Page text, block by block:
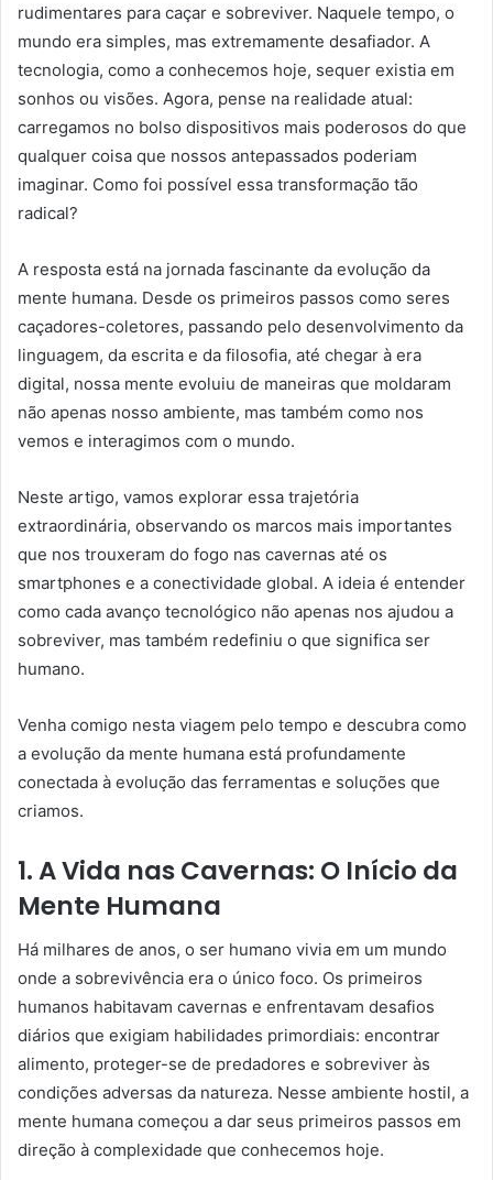
rudimentares para caçar e sobreviver. Naquele tempo, o
mundo era simples, mas extremamente desafiador. A
tecnologia, como a conhecemos hoje, sequer existia em
sonhos ou visões. Agora, pense na realidade atual:
carregamos no bolso dispositivos mais poderosos do que
qualquer coisa que nossos antepassados poderiam
imaginar. Como foi possível essa transformação tão
radical?
A resposta está na jornada fascinante da evolução da
mente humana. Desde os primeiros passos como seres
caçadores-coletores, passando pelo desenvolvimento da
linguagem, da escrita e da filosofia, até chegar à era
digital, nossa mente evoluiu de maneiras que moldaram
não apenas nosso ambiente, mas também como nos
vemos e interagimos com o mundo.
Neste artigo, vamos explorar essa trajetória
extraordinária, observando os marcos mais importantes
que nos trouxeram do fogo nas cavernas até os
smartphones e a conectividade global. A ideia é entender
como cada avanço tecnológico não apenas nos ajudou a
sobreviver, mas também redefiniu o que significa ser
humano.
Venha comigo nesta viagem pelo tempo e descubra como
a evolução da mente humana está profundamente
conectada à evolução das ferramentas e soluções que
criamos.
1. A Vida nas Cavernas: O Início da
Mente Humana
Há milhares de anos, o ser humano vivia em um mundo
onde a sobrevivência era o único foco. Os primeiros
humanos habitavam cavernas e enfrentavam desafios
diários que exigiam habilidades primordiais: encontrar
alimento, proteger-se de predadores e sobreviver às
condições adversas da natureza. Nesse ambiente hostil, a
mente humana começou a dar seus primeiros passos em
direção à complexidade que conhecemos hoje.